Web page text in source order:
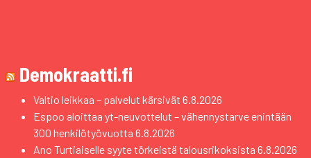
Demokraatti.fi
Valtio leikkaa – palvelut kärsivät 6.8.2026
Espoo aloittaa yt-neuvottelut – vähennystarve enintään
300 henkilötyövuotta 6.8.2026
Ano Turtiaiselle syyte törkeistä talousrikoksista 6.8.2026